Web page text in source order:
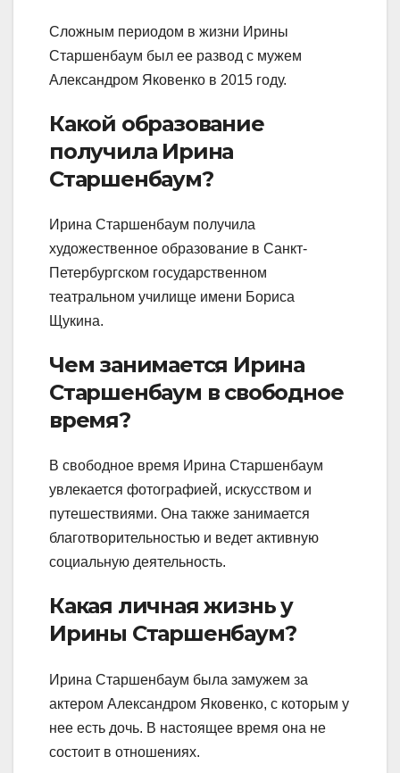
Сложным периодом в жизни Ирины
Старшенбаум был ее развод с мужем
Александром Яковенко в 2015 году.
Какой образование
получила Ирина
Старшенбаум?
Ирина Старшенбаум получила
художественное образование в Санкт-
Петербургском государственном
театральном училище имени Бориса
Щукина.
Чем занимается Ирина
Старшенбаум в свободное
время?
В свободное время Ирина Старшенбаум
увлекается фотографией, искусством и
путешествиями. Она также занимается
благотворительностью и ведет активную
социальную деятельность.
Какая личная жизнь у
Ирины Старшенбаум?
Ирина Старшенбаум была замужем за
актером Александром Яковенко, с которым у
нее есть дочь. В настоящее время она не
состоит в отношениях.